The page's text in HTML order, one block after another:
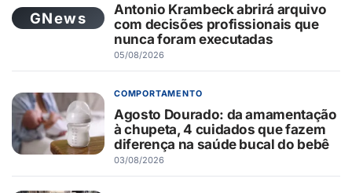
GNews
Antonio Krambeck abrirá arquivo
com decisões profissionais que
nunca foram executadas
05/08/2026
COMPORTAMENTO
Agosto Dourado: da amamentação
à chupeta, 4 cuidados que fazem
diferença na saúde bucal do bebê
03/08/2026